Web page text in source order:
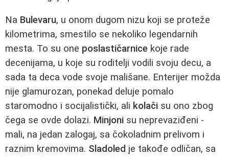
Na Bulevaru, u onom dugom nizu koji se proteže
kilometrima, smestilo se nekoliko legendarnih
mesta. To su one poslastičarnice koje rade
decenijama, u koje su roditelji vodili svoju decu, a
sada ta deca vode svoje mališane. Enterijer možda
nije glamurozan, ponekad deluje pomalo
staromodno i socijalistički, ali kolači su ono zbog
čega se ovde dolazi. Minjoni su neprevaziđeni -
mali, na jedan zalogaj, sa čokoladnim prelivom i
raznim kremovima. Sladoled je takođe odličan, sa